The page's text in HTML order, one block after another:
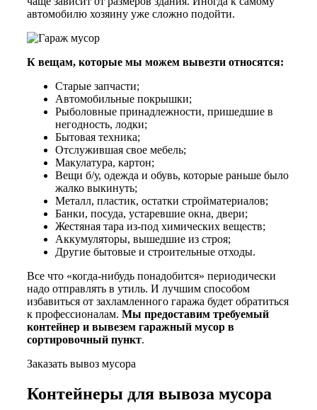
автомобилю хозяину уже сложно подойти.
К вещам, которые мы можем вывезти относятся:
Старые запчасти;
Автомобильные покрышки;
Рыболовные принадлежности, пришедшие в
негодность, лодки;
Бытовая техника;
Отслужившая свое мебель;
Макулатура, картон;
Вещи б/у, одежда и обувь, которые раньше было
жалко выкинуть;
Металл, пластик, остатки стройматериалов;
Банки, посуда, устаревшие окна, двери;
Жестяная тара из-под химических веществ;
Аккумуляторы, вышедшие из строя;
Другие бытовые и строительные отходы.
Все что «когда-нибудь понадобится» периодически
надо отправлять в утиль. И лучшим способом
избавиться от захламленного гаража будет обратиться
к профессионалам. Мы предоставим требуемый
контейнер и вывезем гаражный мусор в
сортировочный пункт.
Заказать вывоз мусора
Контейнеры для вывоза мусора